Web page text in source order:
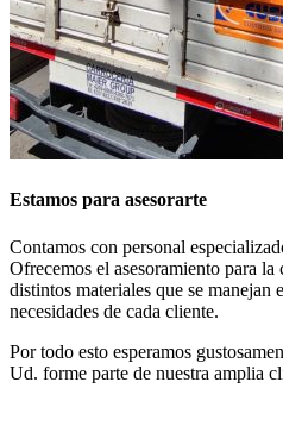
Estamos para asesorarte
Contamos con personal
Ofrecemos el asesoramiento para
distintos materiales que se manejan
necesidades de cada cliente.
Por todo esto esperamos
Ud. forme parte de nuestra amplia